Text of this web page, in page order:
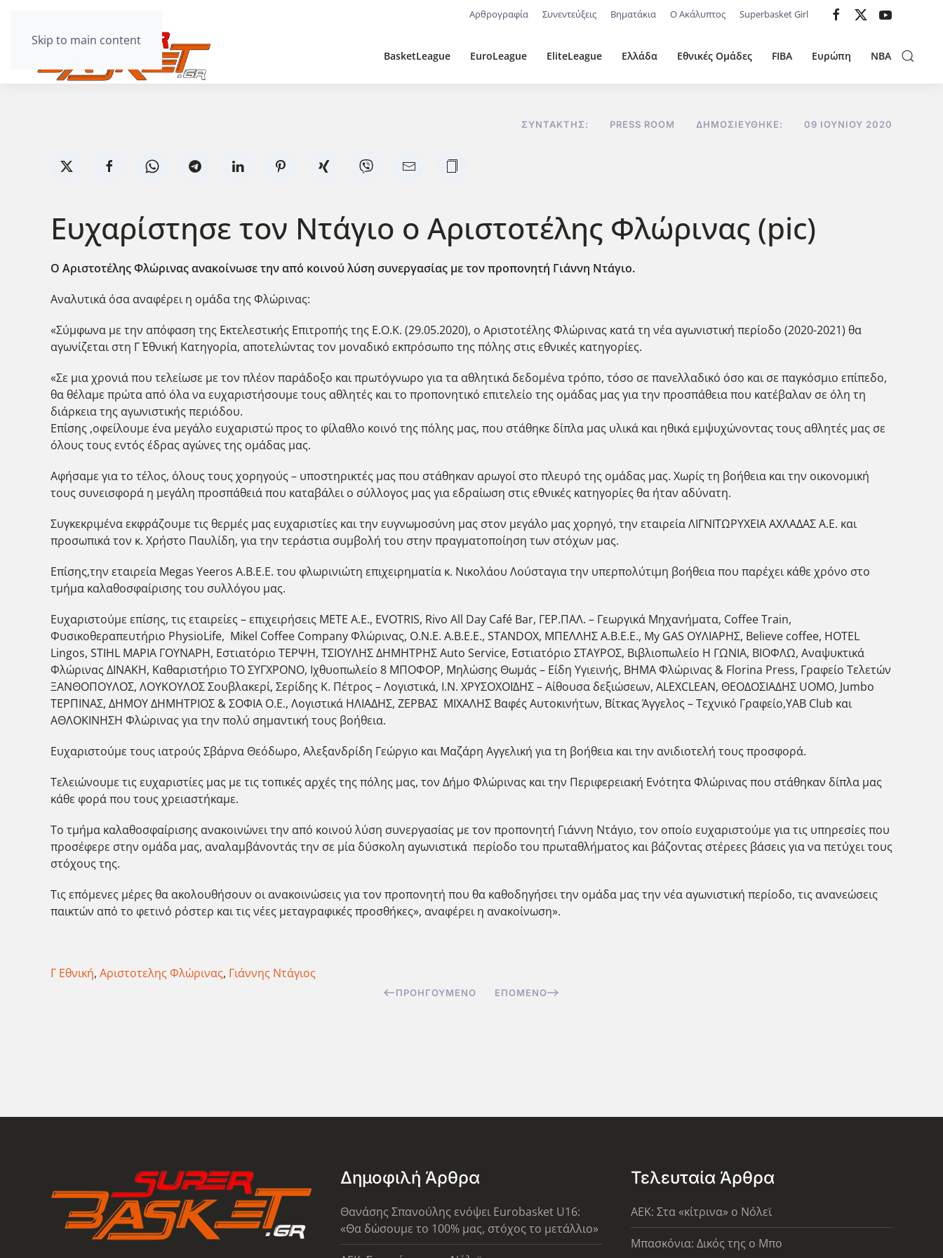
Skip to main content
Αρθρογραφία Συνεντεύξεις Βηματάκια Ο Ακάλυπτος Superbasket Girl
BasketLeague EuroLeague EliteLeague Ελλάδα Εθνικές Ομάδες FIBA Ευρώπη NBA
ΣΥΝΤΆΚΤΗΣ: PRESS ROOM ΔΗΜΟΣΙΕΎΘΗΚΕ: 09 ΙΟΥΝΊΟΥ 2020
Ευχαρίστησε τον Ντάγιο ο Αριστοτέλης Φλώρινας (pic)
Ο Αριστοτέλης Φλώρινας ανακοίνωσε την από κοινού λύση συνεργασίας με τον προπονητή Γιάννη Ντάγιο.
Αναλυτικά όσα αναφέρει η ομάδα της Φλώρινας:
«Σύμφωνα με την απόφαση της Εκτελεστικής Επιτροπής της Ε.Ο.Κ. (29.05.2020), ο Αριστοτέλης Φλώρινας κατά τη νέα αγωνιστική περίοδο (2020-2021) θα
αγωνίζεται στη Γ΄ Εθνική Κατηγορία, αποτελώντας τον μοναδικό εκπρόσωπο της πόλης στις εθνικές κατηγορίες.
«Σε μια χρονιά που τελείωσε με τον πλέον παράδοξο και πρωτόγνωρο για τα αθλητικά δεδομένα τρόπο, τόσο σε πανελλαδικό όσο και σε παγκόσμιο επίπεδο,
θα θέλαμε πρώτα από όλα να ευχαριστήσουμε τους αθλητές και το προπονητικό επιτελείο της ομάδας μας για την προσπάθεια που κατέβαλαν σε όλη τη
διάρκεια της αγωνιστικής περιόδου.
Επίσης ,οφείλουμε ένα μεγάλο ευχαριστώ προς το φίλαθλο κοινό της πόλης μας, που στάθηκε δίπλα μας υλικά και ηθικά εμψυχώνοντας τους αθλητές μας σε
όλους τους εντός έδρας αγώνες της ομάδας μας.
Αφήσαμε για το τέλος, όλους τους χορηγούς – υποστηρικτές μας που στάθηκαν αρωγοί στο πλευρό της ομάδας μας. Χωρίς τη βοήθεια και την οικονομική
τους συνεισφορά η μεγάλη προσπάθειά που καταβάλει ο σύλλογος μας για εδραίωση στις εθνικές κατηγορίες θα ήταν αδύνατη.
Συγκεκριμένα εκφράζουμε τις θερμές μας ευχαριστίες και την ευγνωμοσύνη μας στον μεγάλο μας χορηγό, την εταιρεία ΛΙΓΝΙΤΩΡΥΧΕΙΑ ΑΧΛΑΔΑΣ Α.Ε. και
προσωπικά τον κ. Χρήστο Παυλίδη, για την τεράστια συμβολή του στην πραγματοποίηση των στόχων μας.
Επίσης,την εταιρεία Megas Yeeros A.B.E.E. του φλωρινιώτη επιχειρηματία κ. Νικολάου Λούσταγια την υπερπολύτιμη βοήθεια που παρέχει κάθε χρόνο στο
τμήμα καλαθοσφαίρισης του συλλόγου μας.
Ευχαριστούμε επίσης, τις εταιρείες – επιχειρήσεις METE A.E., EVOTRIS, Rivo Αll Day Café Bar, ΓΕΡ.ΠΑΛ. – Γεωργικά Μηχανήματα, Coffee Train,
Φυσικοθεραπευτήριο PhysioLife, Mikel Coffee Company Φλώρινας, Ο.Ν.Ε. Α.Β.Ε.Ε., STANDOX, ΜΠΕΛΛΗΣ Α.Β.Ε.Ε., My GAS ΟΥΛΙΑΡΗΣ, Believe coffee, HOTEL
Lingos, STIHL ΜΑΡΙΑ ΓΟΥΝΑΡΗ, Εστιατόριο ΤΕΡΨΗ, ΤΣΙΟΥΛΗΣ ΔΗΜΗΤΡΗΣ Auto Service, Εστιατόριο ΣΤΑΥΡΟΣ, Βιβλιοπωλείο Η ΓΩΝΙΑ, ΒΙΟΦΛΩ, Αναψυκτικά
Φλώρινας ΔΙΝΑΚΗ, Καθαριστήριο ΤΟ ΣΥΓΧΡΟΝΟ, Ιχθυοπωλείο 8 ΜΠΟΦΟΡ, Μηλώσης Θωμάς – Είδη Υγιεινής, ΒΗΜΑ Φλώρινας & Florina Press, Γραφείο Τελετών
ΞΑΝΘΟΠΟΥΛΟΣ, ΛΟΥΚΟΥΛΟΣ Σουβλακερί, Σερίδης Κ. Πέτρος – Λογιστικά, Ι.Ν. ΧΡΥΣΟΧΟΪΔΗΣ – Αίθουσα δεξιώσεων, ALEXCLEAN, ΘΕΟΔΟΣΙΑΔΗΣ UOMO, Jumbo
ΤΕΡΠΙΝΑΣ, ΔΗΜΟΥ ΔΗΜΗΤΡΙΟΣ & ΣΟΦΙΑ Ο.Ε., Λογιστικά ΗΛΙΑΔΗΣ, ΖΕΡΒΑΣ ΜΙΧΑΛΗΣ Βαφές Αυτοκινήτων, Βίτκας Άγγελος – Τεχνικό Γραφείο,YAB Club και
ΑΘΛΟΚΙΝΗΣΗ Φλώρινας για την πολύ σημαντική τους βοήθεια.
Ευχαριστούμε τους ιατρούς Σβάρνα Θεόδωρο, Αλεξανδρίδη Γεώργιο και Μαζάρη Αγγελική για τη βοήθεια και την ανιδιοτελή τους προσφορά.
Τελειώνουμε τις ευχαριστίες μας με τις τοπικές αρχές της πόλης μας, τον Δήμο Φλώρινας και την Περιφερειακή Ενότητα Φλώρινας που στάθηκαν δίπλα μας
κάθε φορά που τους χρειαστήκαμε.
Το τμήμα καλαθοσφαίρισης ανακοινώνει την από κοινού λύση συνεργασίας με τον προπονητή Γιάννη Ντάγιο, τον οποίο ευχαριστούμε για τις υπηρεσίες που
προσέφερε στην ομάδα μας, αναλαμβάνοντάς την σε μία δύσκολη αγωνιστικά περίοδο του πρωταθλήματος και βάζοντας στέρεες βάσεις για να πετύχει τους
στόχους της.
Τις επόμενες μέρες θα ακολουθήσουν οι ανακοινώσεις για τον προπονητή που θα καθοδηγήσει την ομάδα μας την νέα αγωνιστική περίοδο, τις ανανεώσεις
παικτών από το φετινό ρόστερ και τις νέες μεταγραφικές προσθήκες», αναφέρει η ανακοίνωση».
Γ Εθνική, Αριστοτελης Φλώρινας, Γιάννης Ντάγιος
ΠΡΟΗΓΟΎΜΕΝΟ ΕΠΌΜΕΝΟ
Δημοφιλή Άρθρα
Θανάσης Σπανούλης ενόψει Eurobasket U16:
«Θα δώσουμε το 100% μας, στόχος το μετάλλιο»
Τελευταία Άρθρα
AEK: Στα «κίτρινα» ο Νόλεϊ
Μπασκόνια: Δικός της ο Μπο